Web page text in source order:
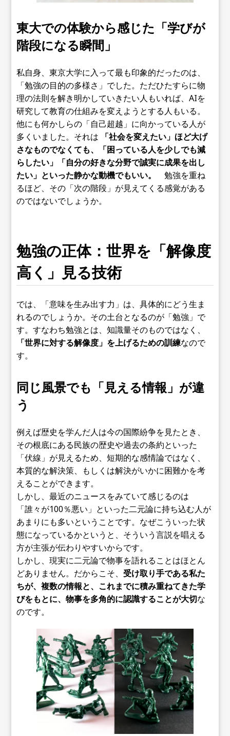
東大での体験から感じた「学びが
階段になる瞬間」
私自身、東京大学に入って最も印象的だったのは、
「勉強の目的の多様さ」でした。ただひたすらに物
理の法則を解き明かしていきたい人もいれば、AIを
研究して教育の仕組みを変えようとする人もいる。
他にも何かしらの「自己超越」に向かっている人が
多くいました。それは
「社会を変えたい」ほど大げ
さなものでなくても、「困っている人を少しでも減
らしたい」「自分の好きな分野で誠実に成果を出し
たい」といった静かな動機でもいい。
勉強を重ね
るほど、その「次の階段」が見えてくる感覚がある
のではないでしょうか。
勉強の正体：世界を「解像度
高く」見る技術
では、「意味を生み出す力」は、具体的にどう生ま
れるのでしょうか。その土台となるのが「勉強」で
す。すなわち勉強とは、知識量そのものではなく、
「世界に対する解像度」を上げるための訓練なので
す。
同じ風景でも「見える情報」が違
う
例えば歴史を学んだ人は今の国際紛争を見たとき、
その根底にある民族の歴史や過去の条約といった
「伏線」が見えるため、短期的な感情論ではなく、
本質的な解決策、もしくは解決がいかに困難かを考
えることができます。
しかし、最近のニュースをみていて感じるのは
「誰々が100％悪い」といった二元論に持ち込む人が
あまりにも多いということです。なぜこういった状
態になっているかというと、そういう言説を唱える
方が主張が伝わりやすいからです。
しかし、現実に二元論で物事を語れることはほとん
どありません。だからこそ、 受け取り手である私た
ちが、複数の情報と、これまでに積み重ねてきた学
びをもとに、物事を多角的に認識することが大切な
のです。